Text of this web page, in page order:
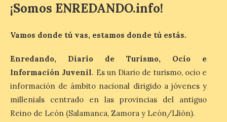
durante la ‘Feria de
mes de noviembre, con […]
La Bañeza inicia sus
fiestas con el pregón a
cargo de Arturo Martínez
Matilla
¡Somos ENREDANDO.info!
Vamos donde tú vas, estamos donde tú estás.
Enredando, Diario de Turismo, Ocio e
Información Juvenil. Es un Diario de turismo, ocio e
información de ámbito nacional dirigido a jóvenes y
millenials centrado en las provincias del antiguo
Reino de León (Salamanca, Zamora y León/Llión).